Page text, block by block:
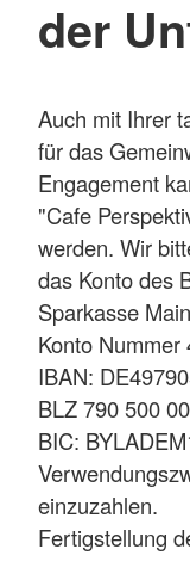
der
Auch mit Ihrer
für das
Engagement
"Cafe
werden. Wir
das Konto des
Sparkasse
Konto Nummer
IBAN:
BLZ 790 500
BIC:
einzuzahlen.
Fertigstellung